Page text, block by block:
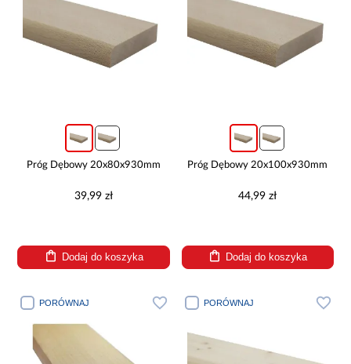
Próg Dębowy 20x80x930mm
39,99 zł
Dodaj do koszyka
Próg Dębowy 20x100x930mm
44,99 zł
Dodaj do koszyka
PORÓWNAJ PORÓWNAJ